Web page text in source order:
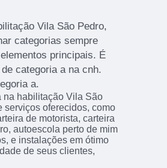
Vila São Pedro,
categorias sempre
principais. É
categoria a na cnh.
a.
na habilitação Vila São
serviços oferecidos, como
de motorista, carteira
autoescola perto de mim
e instalações em ótimo
de seus clientes,